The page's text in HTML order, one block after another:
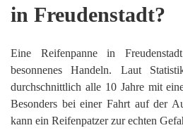
in Freudenstadt?
Eine Reifenpanne in
besonnenes Handeln. Laut
durchschnittlich alle 10 Jahre mit
Besonders bei einer Fahrt auf der
kann ein Reifenpatzer zur echten